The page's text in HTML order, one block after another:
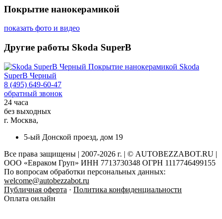
Покрытие нанокерамикой
показать фото и видео
Другие работы Skoda SuperB
Покрытие нанокерамикой Skoda
SuperB Черный
8 (495) 649-60-47
обратный звонок
24 часа
без выходных
г. Москва,
5-ый Донской проезд, дом 19
Все права защищены | 2007-2026 г. | © AUTOBEZZABOT.RU |
ООО «Евраком Груп» ИНН 7713730348 ОГРН 1117746499155
По вопросам обработки персональных данных:
welcome@autobezzabot.ru
Публичная оферта · Политика конфиденциальности
Оплата онлайн